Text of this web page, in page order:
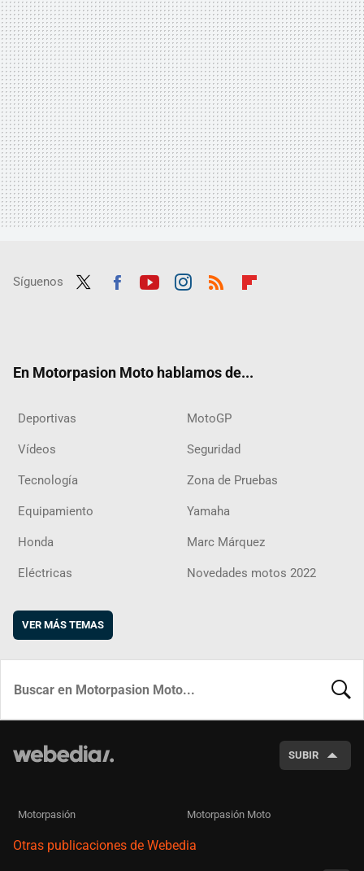
Síguenos
En Motorpasion Moto hablamos de...
Deportivas MotoGP
Vídeos Seguridad
Tecnología Zona de Pruebas
Equipamiento Yamaha
Honda Marc Márquez
Eléctricas Novedades motos 2022
VER MÁS TEMAS
SUBIR
Motorpasión Motorpasión Moto
Otras publicaciones de Webedia